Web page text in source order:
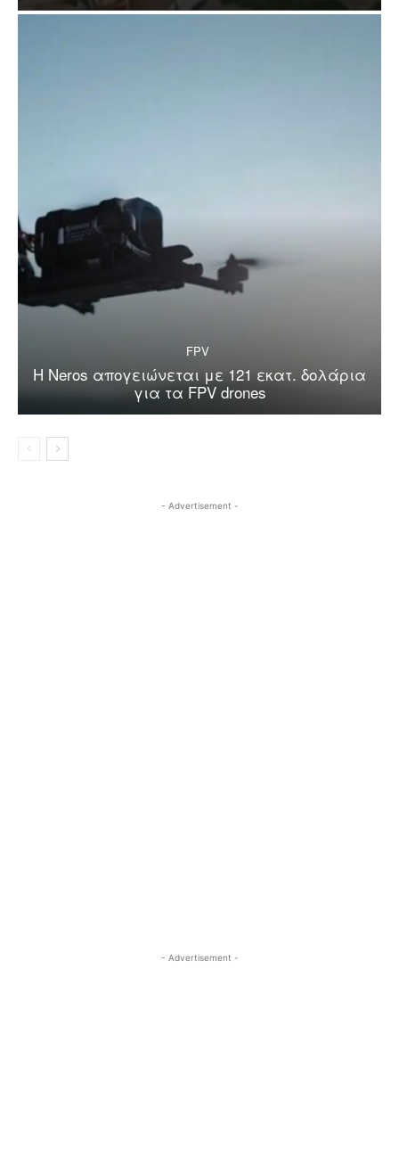
FPV
Η Neros απογειώνεται με 121 εκατ. δολάρια
για τα FPV drones
- Advertisement -
- Advertisement -